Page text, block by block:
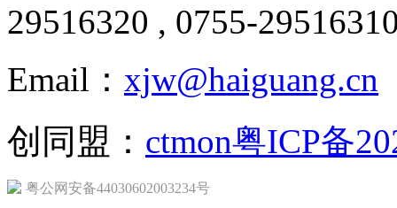
29516320 , 0755-
Email： xjw@haiguang.cn
创同盟： ctmon粤ICP备
粤公网安备44030602003234号